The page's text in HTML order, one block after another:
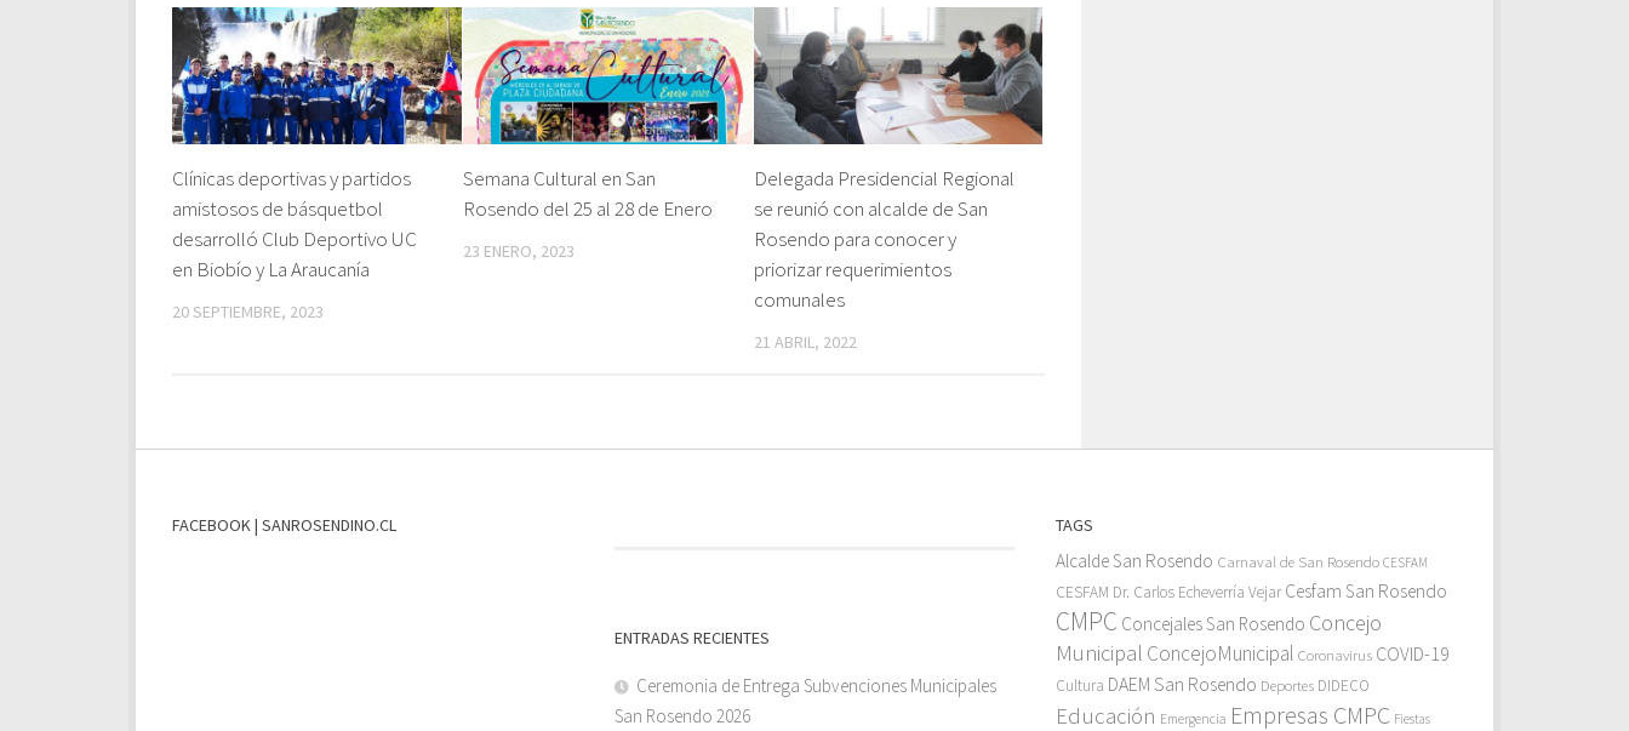
Clínicas deportivas y partidos
amistosos de básquetbol
desarrolló Club Deportivo UC
en Biobío y La Araucanía
20 SEPTIEMBRE, 2023
Semana Cultural en San
Rosendo del 25 al 28 de Enero
23 ENERO, 2023
Delegada Presidencial Regional
se reunió con alcalde de San
Rosendo para conocer y
priorizar requerimientos
comunales
21 ABRIL, 2022
FACEBOOK | SANROSENDINO.CL
ENTRADAS RECIENTES
Ceremonia de Entrega Subvenciones Municipales
San Rosendo 2026
TAGS
Alcalde San Rosendo Carnaval de San Rosendo CESFAM
CESFAM Dr. Carlos Echeverría Vejar Cesfam San Rosendo
CMPC Concejales San Rosendo Concejo
Municipal ConcejoMunicipal Coronavirus COVID-19
Cultura DAEM San Rosendo Deportes DIDECO
Educación Emergencia Empresas CMPC Fiestas